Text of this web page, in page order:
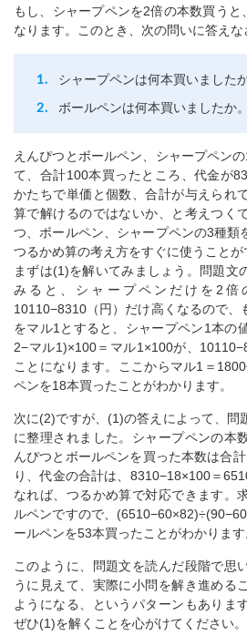
もし、シャープペンを2倍の本数買う
なります。このとき、次の問いに答えな
シャープペンは何本買いましたか
ボールペンは何本買いましたか。
えんぴつとボールペン、シャープペン
て、合計100本買ったところ、代金が
かたちで単価と個数、合計が与えられ
算で解けるのではないか、と考えつく
つ、ボールペン、シャープペンの3種類
つるかめ算の考え方をすぐに使うことが
まずは(1)を解いてみましょう。問題
みると、シャープペンだけを2倍
10110−8310（円）だけ高くなるので、
をマル1とすると、シャープペン1本の
2−マル1)×100＝マル1×100が、
ことになります。ここからマル1＝
ペンを18本買ったことがわかります。
次に(2)ですが、(1)の答えによって、問
に整理されました。シャープペンの本
んぴつとボールペンを買った本数は合
り、代金の合計は、8310−18×100＝
なれば、つるかめ算で対応できます。
ルペンですので、
ールペンを53本買ったことがわかります
このように、問題文を読んだ段階で思
うに見えて、実際に小問を解き進める
ようになる、というパターンもありま
ぜひ(1)を解くことを心がけてください。